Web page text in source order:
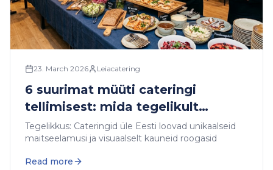
23. March 2026 Leiacatering
6 suurimat müüti cateringi
tellimisest: mida tegelikult
oodata?
Tegelikkus: Cateringid üle Eesti loovad unikaalseid
maitseelamusi ja visuaalselt kauneid roogasid
Read more